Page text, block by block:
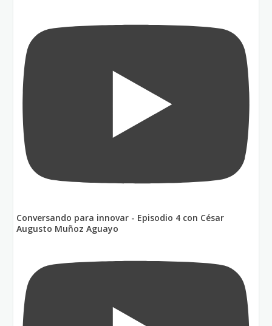
Conversando para innovar - Episodio 4 con César
Augusto Muñoz Aguayo